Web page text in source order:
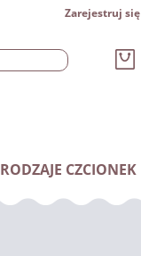
Zarejestruj się
RODZAJE CZCIONEK